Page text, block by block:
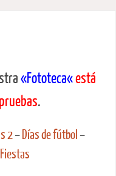
«Fototeca«está
.
2– Días de fútbol –